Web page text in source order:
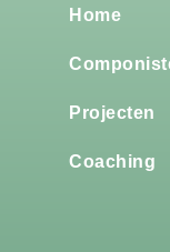
Home
Projecten
Coaching